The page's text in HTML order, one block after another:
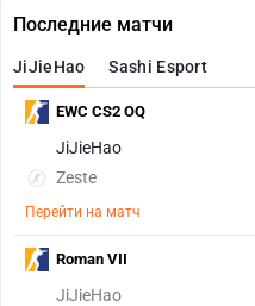
Последние матчи
JiJieHao Sashi Esport
JiJieHao
Zeste
Перейти на матч
EWC CS2 OQ
JiJieHao
Roman VII